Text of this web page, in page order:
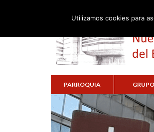
PARROQUIA
Utilizamos cookies para